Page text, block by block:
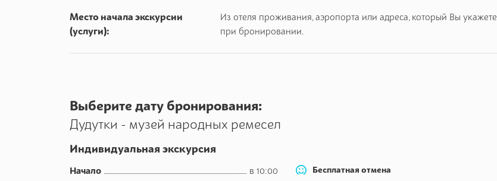
Здесь вы можете ознакомится с основными белорусскими ремеслами, увидеть зверинец, посетить
конюшни, прокатится на лошадях и побывать в знаменитом ветряке.
Место начала экскурсии
(услуги):
Из отеля проживания, аэропорта или адреса, который Вы укажете
при бронировании.
Выберите дату бронирования:
Дудутки - музей народных ремесел
Индивидуальная экскурсия
Бесплатная отмена
Начало
в 10:00